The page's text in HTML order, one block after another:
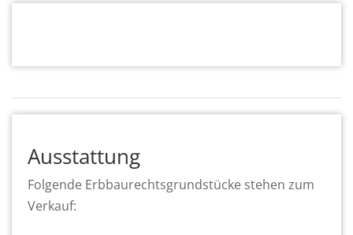
Ausstattung
Folgende Erbbaurechtsgrundstücke stehen zum
Verkauf: